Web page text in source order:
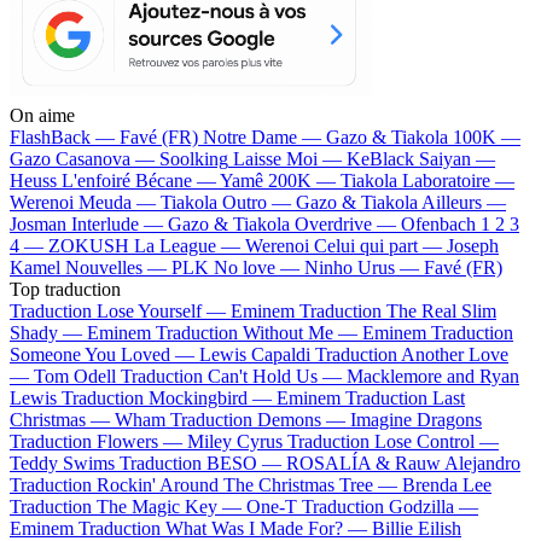
On aime
FlashBack — Favé (FR) Notre Dame — Gazo & Tiakola 100K —
Gazo Casanova — Soolking Laisse Moi — KeBlack Saiyan —
Heuss L'enfoiré Bécane —Yamê 200K — Tiakola Laboratoire —
Werenoi Meuda — Tiakola Outro — Gazo & Tiakola Ailleurs —
Josman Interlude — Gazo & Tiakola Overdrive — Ofenbach 1 2 3
4 — ZOKUSH La League — Werenoi Celui qui part — Joseph
Kamel Nouvelles — PLK No love — Ninho Urus — Favé (FR)
Top traduction
Traduction Lose Yourself — Eminem Traduction The Real Slim
Shady — Eminem Traduction Without Me — Eminem Traduction
Someone You Loved — Lewis Capaldi Traduction Another Love
— Tom Odell Traduction Can't Hold Us — Macklemore and Ryan
Lewis Traduction Mockingbird — Eminem Traduction Last
Christmas — Wham Traduction Demons — Imagine Dragons
Traduction Flowers — Miley Cyrus Traduction Lose Control —
Teddy Swims Traduction BESO — ROSALÍA & Rauw Alejandro
Traduction Rockin' Around The Christmas Tree — Brenda Lee
Traduction The Magic Key — One-T Traduction Godzilla —
Eminem Traduction What Was I Made For? — Billie Eilish